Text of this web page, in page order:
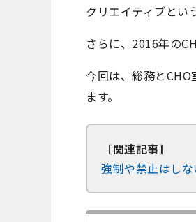
クリエイティブとい
さらに、2016年の
今回は、総務と
ます。
［関連記事］
強制や禁止はし